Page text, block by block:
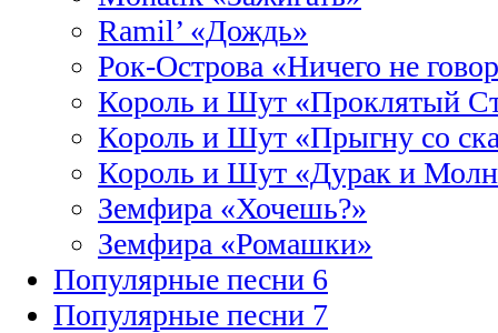
Ramil’ «Дождь»
Рок-Острова «Ничего не
Король и Шут «Проклятый
Король и Шут «Прыгну со
Король и Шут «Дурак и
Земфира «Хочешь?»
Земфира «Ромашки»
Популярные песни 6
Популярные песни 7